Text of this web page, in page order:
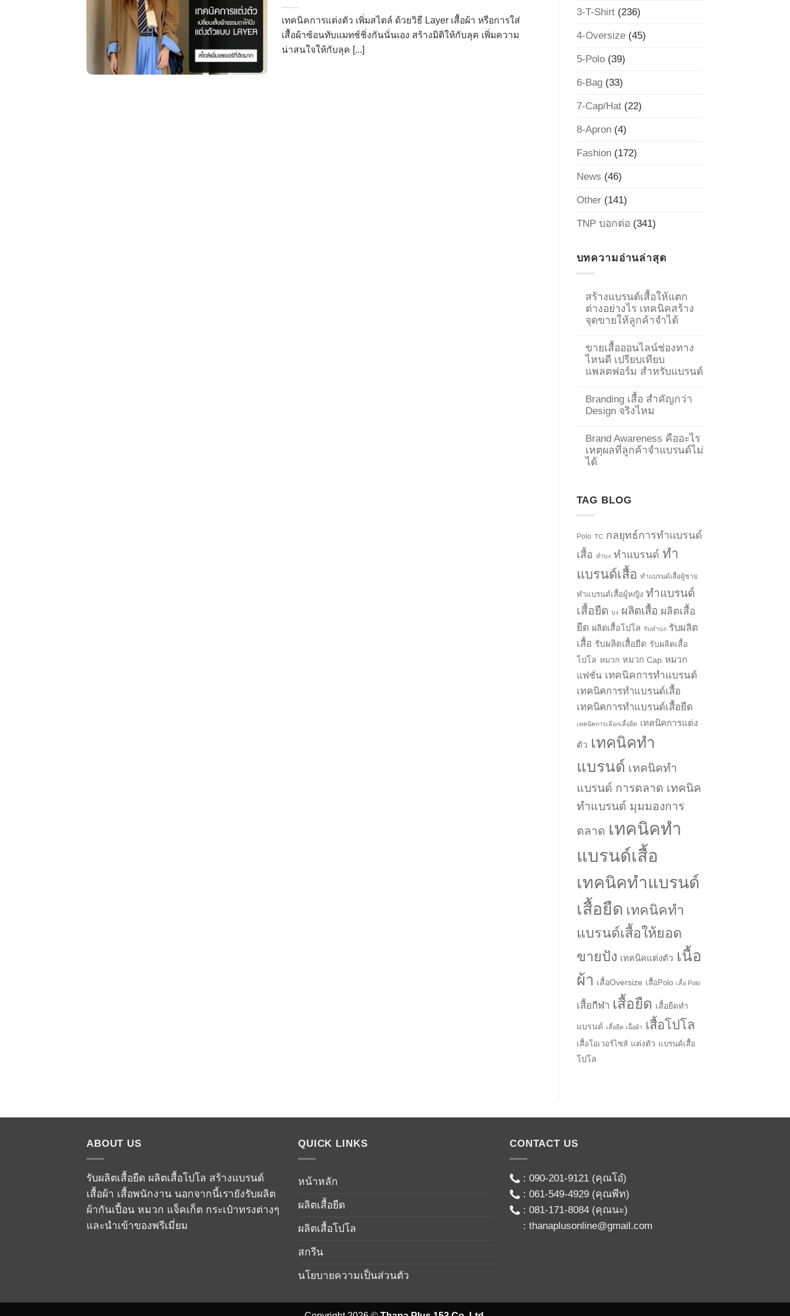
เทคนิคการแต่งตัว เพิ่มสไตล์ ด้วยวิธี Layer เสื้อผ้า หรือการใส่
เสื้อผ้าซ้อนทับแมทช์ชิ่งกันนั่นเอง สร้างมิติให้กับลุค เพิ่มความ
น่าสนใจให้กับลุค [...]
3-T-Shirt(236)
4-Oversize(45)
5-Polo(39)
6-Bag(33)
7-Cap/Hat(22)
8-Apron(4)
Fashion(172)
News (46)
Other(141)
TNP บอกต่อ (341)
บทความอ่านล่าสุด
สร้างแบรนด์เสื้อให้แตก
ต่างอย่างไร เทคนิคสร้าง
จุดขายให้ลูกค้าจำได้
ขายเสื้อออนไลน์ช่องทาง
ไหนดี เปรียบเทียบ
แพลตฟอร์ม สำหรับแบรนด์
Branding เสื้อ สำคัญกว่า
Design จริงไหม
Brand Awareness คืออะไร
เหตุผลที่ลูกค้าจำแบรนด์ไม่
ได้
TAG BLOG
Polo TC กลยุทธ์การทำแบรนด์
เสื้อ ทำบง ทำแบรนด์ ทำ
แบรนด์เสื้อ ทำแบรนด์เสื้อผู้ชาย
ทำแบรนด์เสื้อผู้หญิง ทำแบรนด์
เสื้อยืด บง ผลิตเสื้อ ผลิตเสื้อ
ยืด ผลิตเสื้อโปโล รับทำบง รับผลิต
เสื้อ รับผลิตเสื้อยืด รับผลิตเสื้อ
โปโล หมวก หมวก Cap หมวก
แฟชั่น เทคนิคการทำแบรนด์
เทคนิคการทำแบรนด์เสื้อ
เทคนิคการทำแบรนด์เสื้อยืด
เทคนิคการเลือกเสื้อยืด เทคนิคการแต่ง
ตัว เทคนิคทำ
แบรนด์ เทคนิคทำ
แบรนด์ การตลาด เทคนิค
ทำแบรนด์ มุมมองการ
ตลาด เทคนิคทำ
แบรนด์เสื้อ
เทคนิคทำแบรนด์
เสื้อยืด เทคนิคทำ
แบรนด์เสื้อให้ยอด
ขายปัง เทคนิคแต่งตัว เนื้อ
ผ้า เสื้อOversize เสื้อPolo เสื้อ Polo
เสื้อกีฬา เสื้อยืด เสื้อยืดทำ
แบรนด์ เสื้อยืด เนื้อผ้า เสื้อโปโล
เสื้อโอเวอร์ไซส์ แต่งตัว แบรนด์เสื้อ
โปโล
ABOUT US
รับผลิตเสื้อยืด ผลิตเสื้อโปโล สร้างแบรนด์
เสื้อผ้า เสื้อพนักงาน นอกจากนี้เรายังรับผลิต
ผ้ากันเปื้อน หมวก แจ็คเก็ต กระเป๋าทรงต่างๆ
และนำเข้าของพรีเมี่ยม
QUICK LINKS
หน้าหลัก
ผลิตเสื้อยืด
ผลิตเสื้อโปโล
สกรีน
นโยบายความเป็นส่วนตัว
CONTACT US
: 090-201-9121(คุณโอ๋)
: 061-549-4929(คุณพีท)
: 081-171-8084(คุณนะ)
: thanaplusonline@gmail.com